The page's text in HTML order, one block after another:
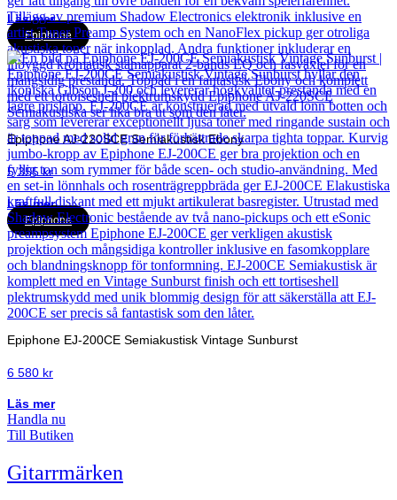
Läs mer
Epiphone
Epiphone AJ-220SCE Semiakustisk Ebony
5 355kr
Läs mer
Epiphone
Epiphone EJ-200CE Semiakustisk Vintage Sunburst
6 580 kr
Läs mer
Handla nu
Till Butiken
Gitarrmärken